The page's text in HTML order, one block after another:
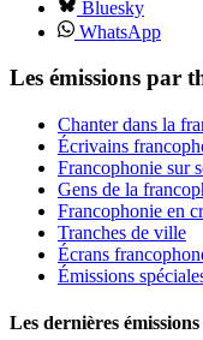
Bluesky
WhatsApp
Les émissions par
Chanter dans la
Écrivains
Francophonie sur
Gens de la
Francophonie en
Tranches de ville
Écrans
Émissions
Les dernières